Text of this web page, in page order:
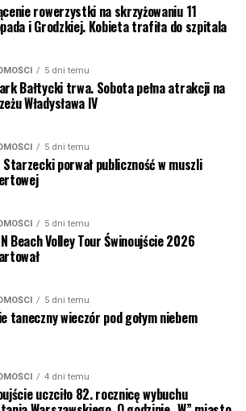
rowerzystki na skrzyżowaniu 11
i Grodzkiej. Kobieta trafiła do szpitala
5 dni temu
Bałtycki trwa. Sobota pełna atrakcji na
Władysława IV
5 dni temu
porwał publiczność w muszli
5 dni temu
Beach Volley Tour Świnoujście 2026
5 dni temu
taneczny wieczór pod gołym niebem
4 dni temu
uczciło 82. rocznicę wybuchu